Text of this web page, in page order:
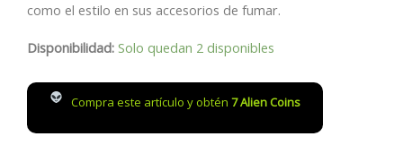
como el estilo en sus accesorios de fumar.
Disponibilidad: Solo quedan 2 disponibles
Compra este artículo y obtén 7Alien Coins